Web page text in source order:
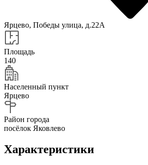
Ярцево, Победы улица, д.22А
Площадь
140
Населенный пункт
Ярцево
Район города
посёлок Яковлево
Характеристики